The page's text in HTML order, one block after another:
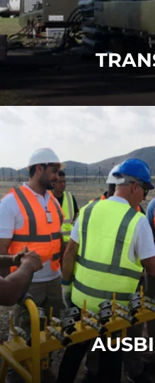
WEITERE
Unser Aircraft Recovery
Ausbildung
Team
WEITERE